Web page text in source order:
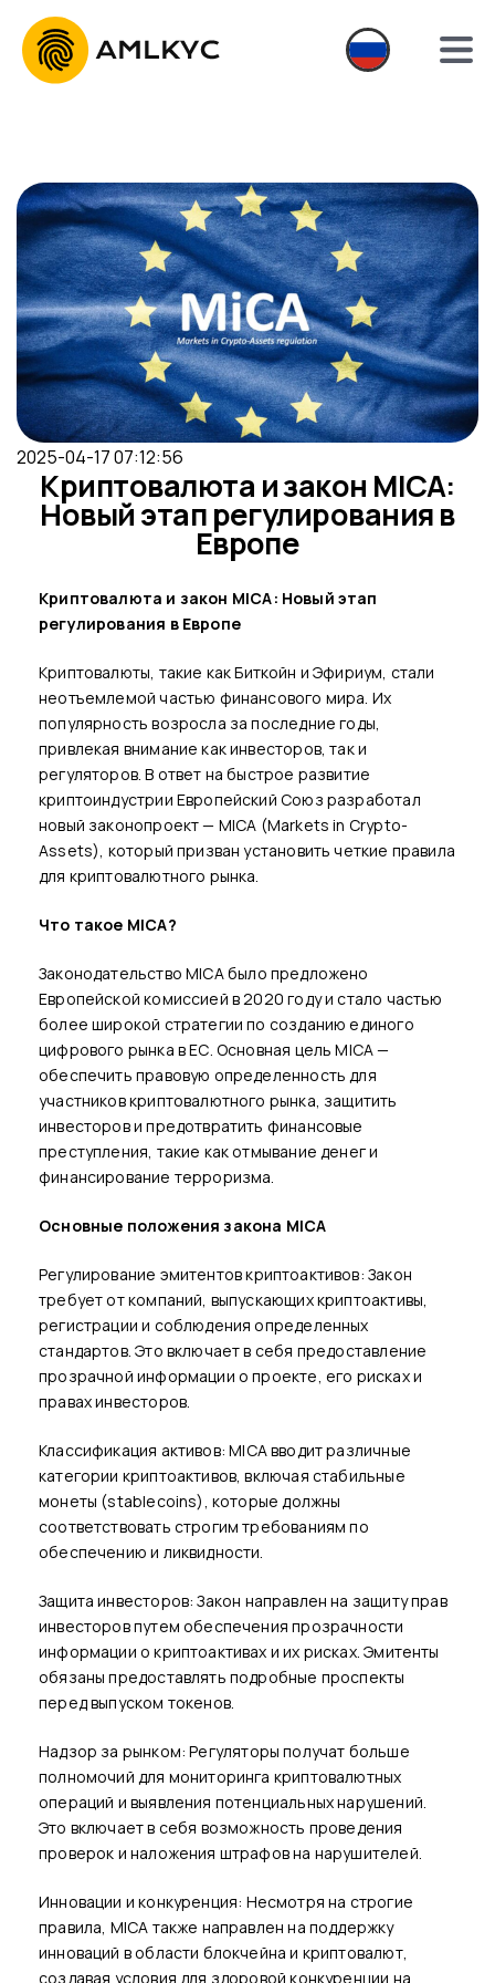
2025-04-17 07:12:56
Криптовалюта и закон MICA:
Новый этап регулирования в
Европе
Криптовалюта и закон MICA: Новый этап
регулирования в Европе
Криптовалюты, такие как Биткойн и Эфириум, стали
неотъемлемой частью финансового мира. Их
популярность возросла за последние годы,
привлекая внимание как инвесторов, так и
регуляторов. В ответ на быстрое развитие
криптоиндустрии Европейский Союз разработал
новый законопроект — MICA (Markets in Crypto-
Assets), который призван установить четкие правила
для криптовалютного рынка.
Что такое MICA?
Законодательство MICA было предложено
Европейской комиссией в 2020 году и стало частью
более широкой стратегии по созданию единого
цифрового рынка в ЕС. Основная цель MICA —
обеспечить правовую определенность для
участников криптовалютного рынка, защитить
инвесторов и предотвратить финансовые
преступления, такие как отмывание денег и
финансирование терроризма.
Основные положения закона MICA
Регулирование эмитентов криптоактивов: Закон
требует от компаний, выпускающих криптоактивы,
регистрации и соблюдения определенных
стандартов. Это включает в себя предоставление
прозрачной информации о проекте, его рисках и
правах инвесторов.
Классификация активов: MICA вводит различные
категории криптоактивов, включая стабильные
монеты (stablecoins), которые должны
соответствовать строгим требованиям по
обеспечению и ликвидности.
Защита инвесторов: Закон направлен на защиту прав
инвесторов путем обеспечения прозрачности
информации о криптоактивах и их рисках. Эмитенты
обязаны предоставлять подробные проспекты
перед выпуском токенов.
Надзор за рынком: Регуляторы получат больше
полномочий для мониторинга криптовалютных
операций и выявления потенциальных нарушений.
Это включает в себя возможность проведения
проверок и наложения штрафов на нарушителей.
Инновации и конкуренция: Несмотря на строгие
правила, MICA также направлен на поддержку
инноваций в области блокчейна и криптовалют,
создавая условия для здоровой конкуренции на